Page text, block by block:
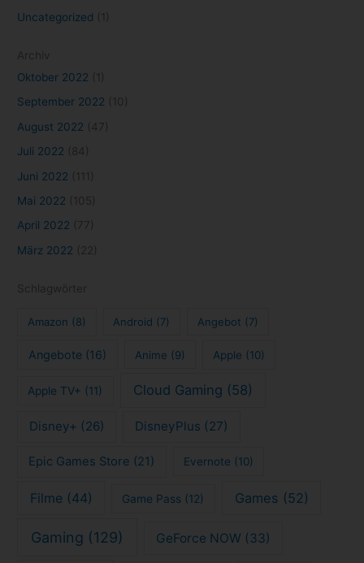
Uncategorized
Oktober 2022
September 2022
August 2022
Juli 2022
Juni 2022
Mai 2022
April 2022
März 2022
Amazon (8) Android (7) Angebot (7)
Angebote(16) Anime (9) Apple (10)
Apple TV+ (11) Cloud Gaming (58)
Disney+ (26) DisneyPlus (27)
Epic Games Store (21) Evernote (10)
Filme(44) Game Pass (12) Games (52)
Gaming (129) GeForce NOW (33)